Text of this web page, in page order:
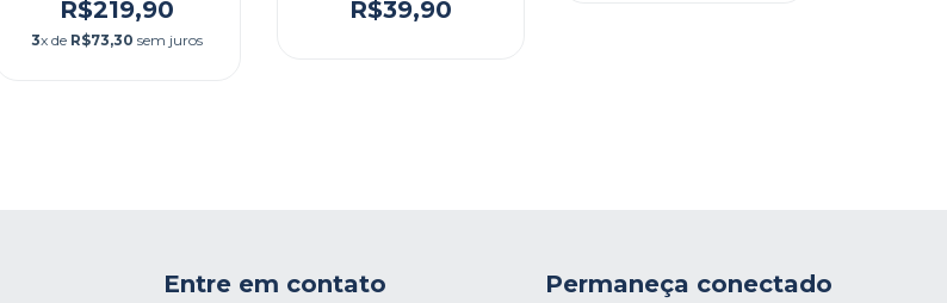
R$219,90
3x de R$73,30 sem juros
R$39,90
Entre em contato Permaneça conectado